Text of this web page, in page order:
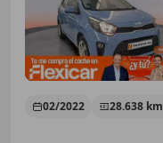
02/2022 28.638 km